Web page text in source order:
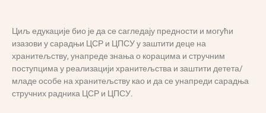
Циљ едукације био је да се сагледају предности и могући
изазови у сарадњи ЦСР и ЦПСУ у заштити деце на
хранитељству, унапреде знања о корацима и стручним
поступцима у реализацији хранитељства и заштити детета/
младе особе на хранитељству као и да се унапреди сарадња
стручних радника ЦСР и ЦПСУ.